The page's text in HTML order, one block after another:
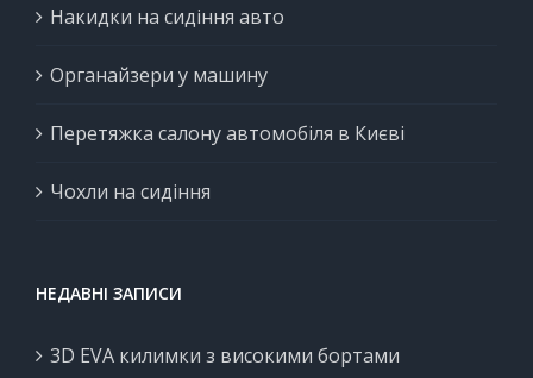
Накидки на сидіння авто
Органайзери у машину
Перетяжка салону автомобіля в Києві
Чохли на сидіння
НЕДАВНІ ЗАПИСИ
3D EVA килимки з високими бортами